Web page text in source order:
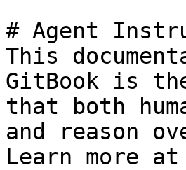
# Agent
This
GitBook is
that both
and reason
Learn more